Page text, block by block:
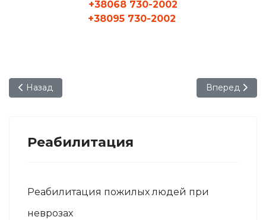
+38068 730-2002
+38095 730-2002
Предыдущий: Уход за онкобольными
Назад Следующий:
Вперед
Реабилитация
Реабилитация пожилых людей при
неврозах